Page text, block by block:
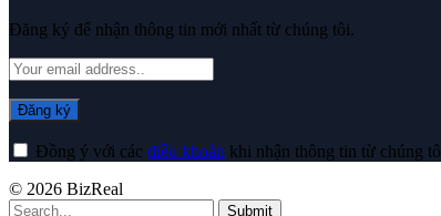
Đăng ký để nhận thông tin mới nhất từ chúng tôi.
Đồng ý với các điều khoản khi nhận thông tin từ chúng
© 2026 BizReal
Submit